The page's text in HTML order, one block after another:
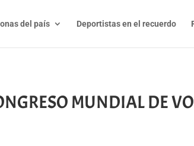
del país Deportistas en el recuerdo
MUNDIAL DE